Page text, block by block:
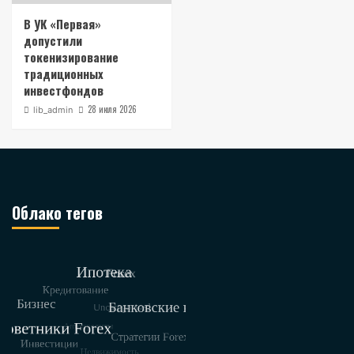
В УК «Первая»
допустили
токенизирование
традиционных
инвестфондов
lib_admin 28 июля 2026
Облако тегов